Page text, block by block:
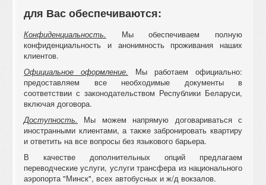
для Вас обеспечиваются:
Конфиденциальность.
Мы обеспечиваем полную
конфиденциальность и анонимность проживания наших
клиентов.
Официальное оформление.
Мы работаем официально:
предоставляем все необходимые документы в
соответствии с законодательством Республики Беларуси,
включая договора.
Доступность.
Мы можем напрямую договариваться с
иностранными клиентами, а также забронировать квартиру
и ответить на все вопросы без языкового барьера.
В качестве дополнительных опций предлагаем
переводческие услуги, услуги трансфера из национального
аэропорта "Минск", всех автобусных и ж/д вокзалов.